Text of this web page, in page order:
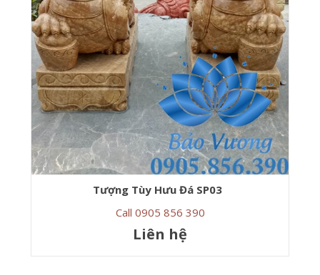
Tượng Tùy Hưu Đá SP03
Call 0905 856 390
Liên hệ